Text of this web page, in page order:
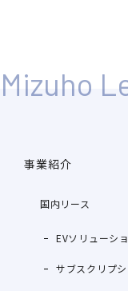
事業紹介
国内リース
EVソリューシ
サブスクリプ